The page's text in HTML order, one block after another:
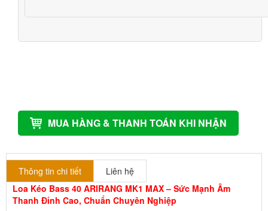
MUA HÀNG & THANH TOÁN KHI NHẬN
Thông tin chi tiết
Liên hệ
Loa Kéo Bass 40 ARIRANG MK1 MAX – Sức Mạnh Âm
Thanh Đỉnh Cao, Chuẩn Chuyên Nghiệp